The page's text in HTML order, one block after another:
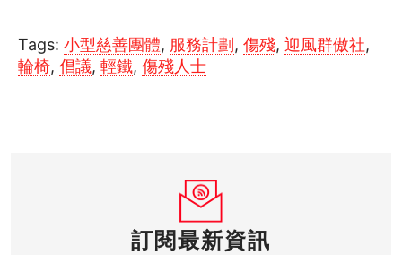
Tags: 小型慈善團體, 服務計劃 , 傷殘, 迎風群傲社,
輪椅, 倡議, 輕鐵, 傷殘人士
訂閱最新資訊